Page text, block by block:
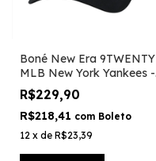
Boné New Era 9TWENTY
MLB New York Yankees -
Preto
R$229,90
R$218,41 com Boleto
12 x de R$23,39